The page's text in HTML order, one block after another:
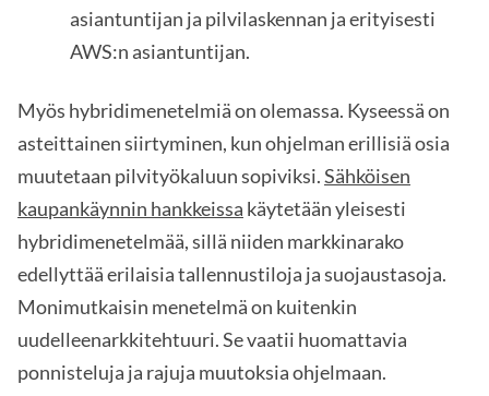
asiantuntijan ja pilvilaskennan ja erityisesti
AWS:n asiantuntijan.
Myös hybridimenetelmiä on olemassa. Kyseessä on
asteittainen siirtyminen, kun ohjelman erillisiä osia
muutetaan pilvityökaluun sopiviksi.Sähköisen
kaupankäynnin hankkeissa käytetään yleisesti
hybridimenetelmää, sillä niiden markkinarako
edellyttää erilaisia tallennustiloja ja suojaustasoja.
Monimutkaisin menetelmä on kuitenkin
uudelleenarkkitehtuuri. Se vaatii huomattavia
ponnisteluja ja rajuja muutoksia ohjelmaan.